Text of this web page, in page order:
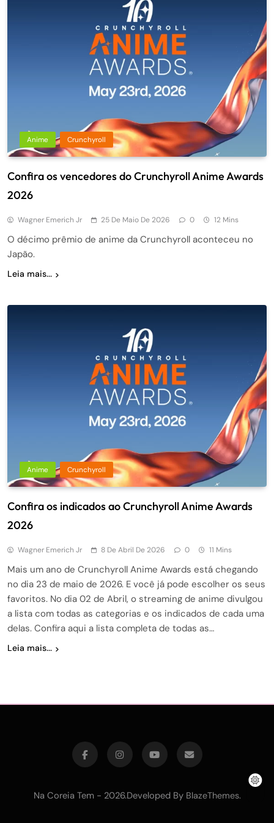
Anime Crunchyroll
Confira os vencedores do Crunchyroll Anime Awards
2026
Wagner Emerich Jr 25 De Maio De 2026 0 12 Mins
O décimo prêmio de anime da Crunchyroll aconteceu no
Japão.
Leia mais...
Anime Crunchyroll
Confira os indicados ao Crunchyroll Anime Awards
2026
Wagner Emerich Jr 8 De Abril De 2026 0 11 Mins
Mais um ano de Crunchyroll Anime Awards está chegando
no dia 23 de maio de 2026. E você já pode escolher os seus
favoritos. No dia 02 de Abril, o streaming de anime divulgou
a lista com todas as categorias e os indicados de cada uma
delas. Confira aqui a lista completa de todas as…
Leia mais...
Na Coreia Tem - 2026.Developed By BlazeThemes.